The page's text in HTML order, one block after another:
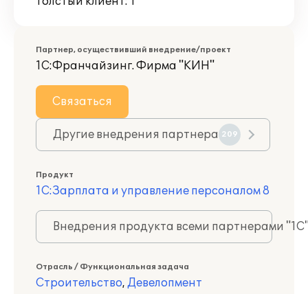
Партнер, осуществивший внедрение/проект
1С:Франчайзинг. Фирма "КИН"
Связаться
Другие внедрения партнера 209
Продукт
1С:Зарплата и управление персоналом 8
Внедрения продукта всеми партнерами
Отрасль / Функциональная задача
Строительство, Девелопмент